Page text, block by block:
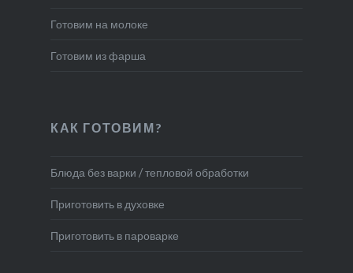
Готовим на молоке
Готовим из фарша
КАК ГОТОВИМ?
Блюда без варки / тепловой обработки
Приготовить в духовке
Приготовить в пароварке